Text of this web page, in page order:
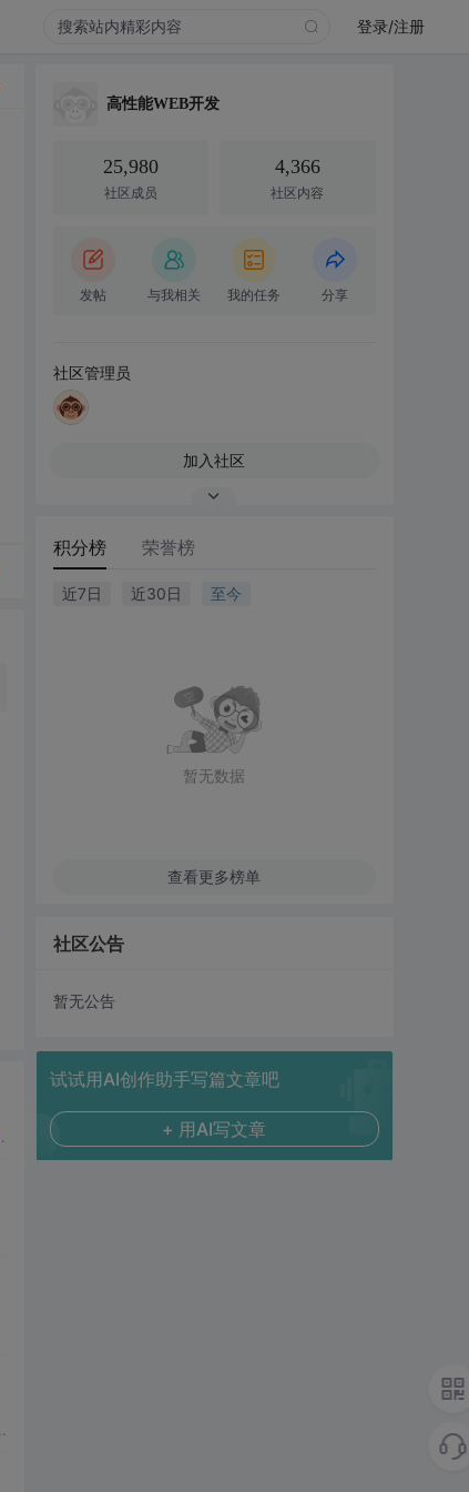
登录/注册
,
高性能WEB开发
25,980
社区成员
4,366
社区内容
发帖 与我相关 我的任务 分享
社区管理员
加入社区
积分榜 荣誉榜
近7日 近30日 至今
暂无数据
查看更多榜单
社区公告
暂无公告
试试用AI创作助手写篇文章吧
+ 用AI写文章